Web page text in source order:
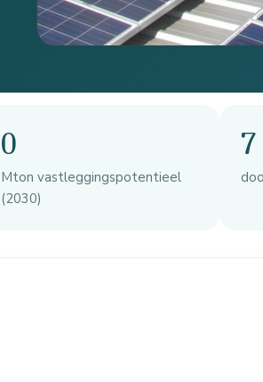
0
Mton vastleggingspotentieel
(2030)
7